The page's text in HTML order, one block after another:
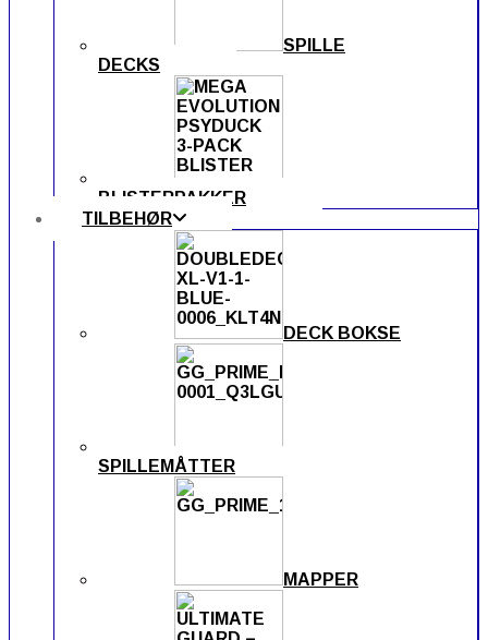
SPILLE
DECKS
BLISTERPAKKER
TILBEHØR
DECK BOKSE
SPILLEMÅTTER
MAPPER